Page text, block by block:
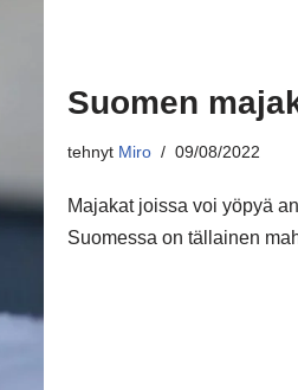
Suomen
tehnyt Miro 09/08/2022
Majakat joissa voi yöpyä
Suomessa on tällainen